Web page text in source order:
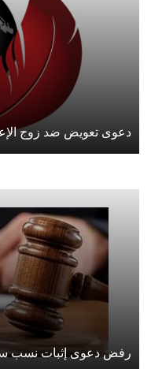
دعوى تعويض ضد زوج
رفض دعوى إثبات نسب